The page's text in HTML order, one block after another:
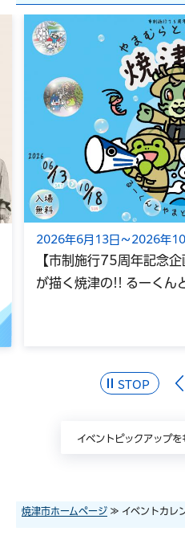
STOP
2026年6月13日～2026年
【市制施行75周年記念
が描く焼津の!! るーくん
イベントピックアップを
焼津市ホームページ ≫ イベントカレ